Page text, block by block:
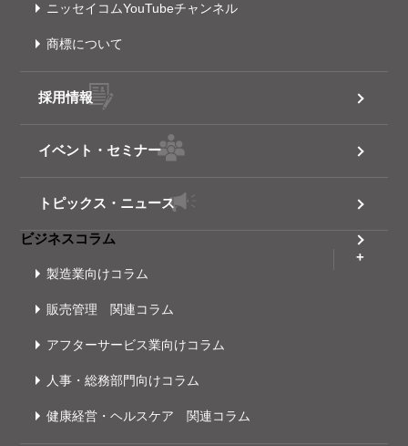
ニッセイコムYouTubeチャンネル
商標について
採用情報
イベント・セミナー
トピックス・ニュース
ビジネスコラム
製造業向けコラム
販売管理 関連コラム
アフターサービス業向けコラム
人事・総務部門向けコラム
健康経営・ヘルスケア 関連コラム